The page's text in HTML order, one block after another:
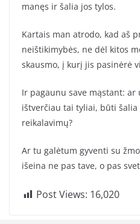
manęs ir šalia jos tylos.
Kartais man atrodo, kad aš
neištikimybės, ne dėl kitos
skausmo, į kurį jis pasinėrė
Ir pagaunu save mąstant: ar
ištverčiau tai tyliai, būti
reikalavimų?
Ar tu galėtum gyventi su
išeina ne pas tave, o pas
Post Views: 16,020